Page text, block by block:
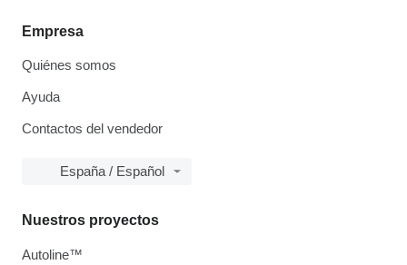
Empresa
Quiénes somos
Ayuda
Contactos del vendedor
España / Español
Nuestros proyectos
Autoline™